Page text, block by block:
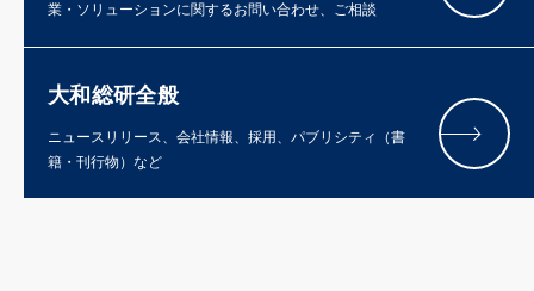
業・ソリューションに関するお問い合わせ、ご相談
大和総研全般
ニュースリリース、会社情報、採用、パブリシティ（書
籍・刊行物）など